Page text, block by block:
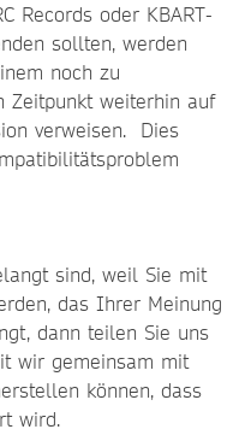
Records oder KBART-
sollten, werden
noch zu
Zeitpunkt weiterhin auf
verweisen. Dies
sind, weil Sie mit
das Ihrer Meinung
dann teilen Sie uns
wir gemeinsam mit
können, dass
wird.